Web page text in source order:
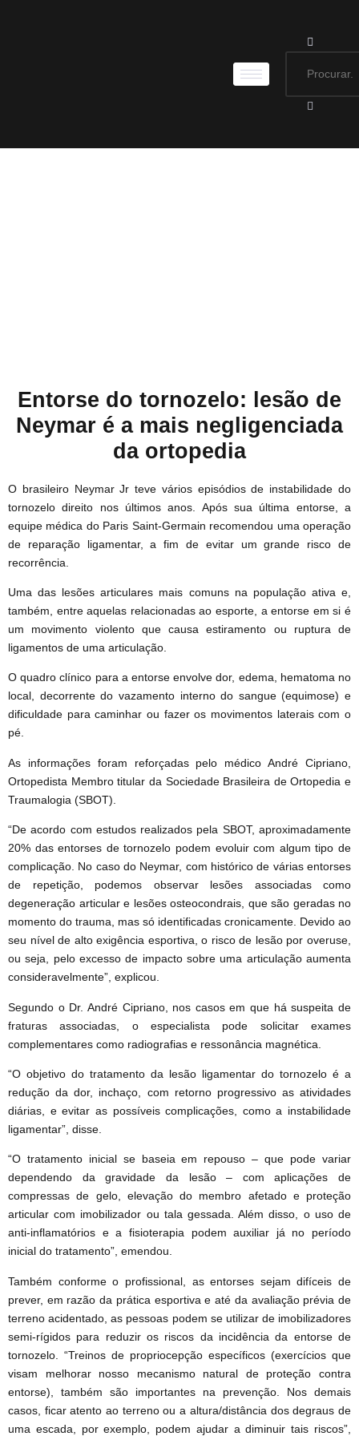
Entorse do tornozelo: lesão de
Neymar é a mais negligenciada
da ortopedia
O brasileiro Neymar Jr teve vários episódios de instabilidade do
tornozelo direito nos últimos anos. Após sua última entorse, a
equipe médica do Paris Saint-Germain recomendou uma operação
de reparação ligamentar, a fim de evitar um grande risco de
recorrência.
Uma das lesões articulares mais comuns na população ativa e,
também, entre aquelas relacionadas ao esporte, a entorse em si é
um movimento violento que causa estiramento ou ruptura de
ligamentos de uma articulação.
O quadro clínico para a entorse envolve dor, edema, hematoma no
local, decorrente do vazamento interno do sangue (equimose) e
dificuldade para caminhar ou fazer os movimentos laterais com o
pé.
As informações foram reforçadas pelo médico André Cipriano,
Ortopedista Membro titular da Sociedade Brasileira de Ortopedia e
Traumalogia (SBOT).
“De acordo com estudos realizados pela SBOT, aproximadamente
20% das entorses de tornozelo podem evoluir com algum tipo de
complicação. No caso do Neymar, com histórico de várias entorses
de repetição, podemos observar lesões associadas como
degeneração articular e lesões osteocondrais, que são geradas no
momento do trauma, mas só identificadas cronicamente. Devido ao
seu nível de alto exigência esportiva, o risco de lesão por overuse,
ou seja, pelo excesso de impacto sobre uma articulação aumenta
consideravelmente”, explicou.
Segundo o Dr. André Cipriano, nos casos em que há suspeita de
fraturas associadas, o especialista pode solicitar exames
complementares como radiografias e ressonância magnética.
“O objetivo do tratamento da lesão ligamentar do tornozelo é a
redução da dor, inchaço, com retorno progressivo as atividades
diárias, e evitar as possíveis complicações, como a instabilidade
ligamentar”, disse.
“O tratamento inicial se baseia em repouso – que pode variar
dependendo da gravidade da lesão – com aplicações de
compressas de gelo, elevação do membro afetado e proteção
articular com imobilizador ou tala gessada. Além disso, o uso de
anti-inflamatórios e a fisioterapia podem auxiliar já no período
inicial do tratamento”, emendou.
Também conforme o profissional, as entorses sejam difíceis de
prever, em razão da prática esportiva e até da avaliação prévia de
terreno acidentado, as pessoas podem se utilizar de imobilizadores
semi-rígidos para reduzir os riscos da incidência da entorse de
tornozelo. “Treinos de propriocepção específicos (exercícios que
visam melhorar nosso mecanismo natural de proteção contra
entorse), também são importantes na prevenção. Nos demais
casos, ficar atento ao terreno ou a altura/distância dos degraus de
uma escada, por exemplo, podem ajudar a diminuir tais riscos”,